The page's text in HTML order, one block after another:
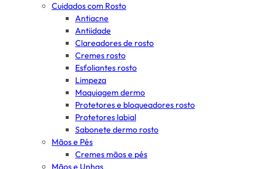
Cuidados com Rosto
Antiacne
Antiidade
Clareadores de rosto
Cremes rosto
Esfoliantes rosto
Limpeza
Maquiagem dermo
Protetores e bloqueadores rosto
Protetores labial
Sabonete dermo rosto
Mãos e Pés
Cremes mãos e pés
Mãos e Unhas